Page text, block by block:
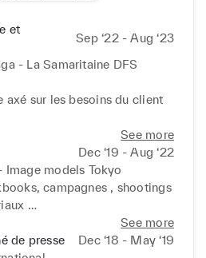
et
Sep ‘22 - Aug ‘23
- La Samaritaine DFS
axé sur les besoins du client
prospect et de rapports
clients
et création
opérations commerciales
interne au grand magasin
See more
Dec ‘19 - Aug ‘22
Image models Tokyo
campagnes , shootings
Magazine, Cinoh, Bed j.w
Dust Magazine,Them
See more
de presse
Dec ‘18 - May ‘19